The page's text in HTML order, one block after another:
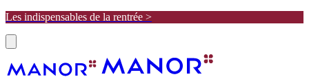
Les indispensables de la rentrée >